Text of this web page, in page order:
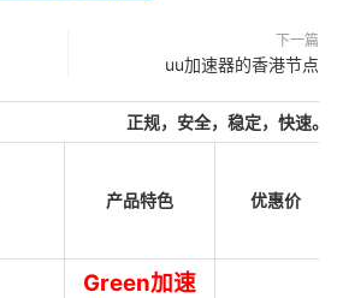
下一篇
uu加速器的香港节点
正规，安全，稳定，快速。
产品特色 优惠价
Green加速